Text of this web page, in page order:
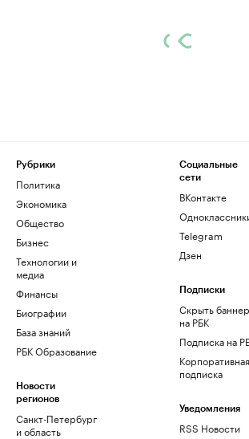
Рубрики
Политика
Экономика
Общество
Бизнес
Технологии и
медиа
Финансы
Биографии
База знаний
РБК Образование
Новости
регионов
Санкт-Петербург
и область
Социальные
сети
ВКонтакте
Telegram
Дзен
Подписки
Скрыть
на РБК
Подписка на
Корпоративная
подписка
Уведомления
RSS Новости